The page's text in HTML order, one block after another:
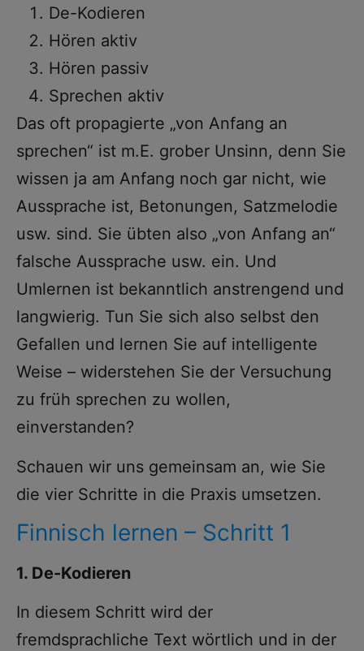
De-Kodieren
Hören aktiv
Hören passiv
Sprechen aktiv
Das oft propagierte „von Anfang an
sprechen“ ist m.E. grober Unsinn, denn Sie
wissen ja am Anfang noch gar nicht, wie
Aussprache ist, Betonungen, Satzmelodie
usw. sind. Sie übten also „von Anfang an“
falsche Aussprache usw. ein. Und
Umlernen ist bekanntlich anstrengend und
langwierig. Tun Sie sich also selbst den
Gefallen und lernen Sie auf intelligente
Weise – widerstehen Sie der Versuchung
zu früh sprechen zu wollen,
einverstanden?
Schauen wir uns gemeinsam an, wie Sie
die vier Schritte in die Praxis umsetzen.
Finnisch lernen – Schritt 1
1. De-Kodieren
In diesem Schritt wird der
fremdsprachliche Text wörtlich und in der